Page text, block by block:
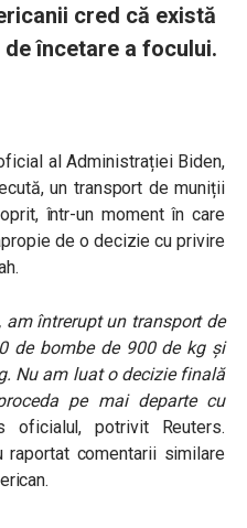
cred că există
încetare a focului.
al Administrației Biden,
un transport de muniții
într-un moment în care
de o decizie cu privire
am întrerupt un transport de
de bombe de 900 de kg și
Nu am luat o decizie finală
pe mai departe cu
oficialul, potrivit Reuters.
comentarii similare